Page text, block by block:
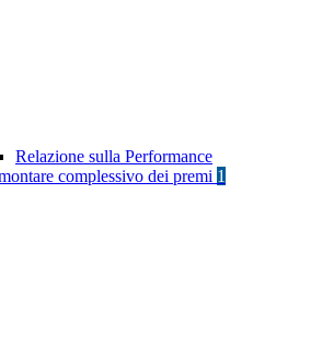
Relazione sulla Performance
complessivo dei premi 1